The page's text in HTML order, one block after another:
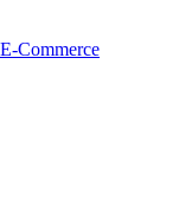
Commerce